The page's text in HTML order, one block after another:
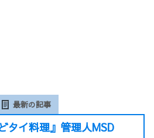
最新の記事
タイ料理』管理人MSD